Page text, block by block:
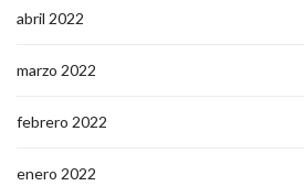
abril 2022
marzo 2022
febrero 2022
enero 2022